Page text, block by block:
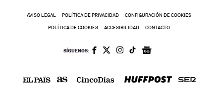
AVISO LEGAL POLÍTICA DE PRIVACIDAD CONFIGURACIÓN DE COOKIES
POLÍTICA DE COOKIES ACCESIBILIDAD CONTACTO
SÍGUENOS: